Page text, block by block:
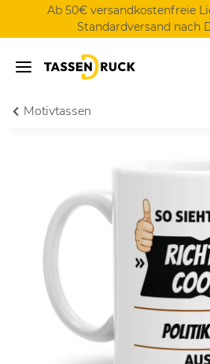
Ab 50€ versandkostenfreie
Standardversand nach
Motivtassen